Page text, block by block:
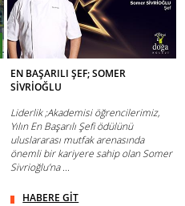
EN BAŞARILI ŞEF; SOMER
SİVRİOĞLU
Liderlik ;Akademisi öğrencilerimiz,
Yılın En Başarılı Şefi ödülünü
uluslararası mutfak arenasında
önemli bir kariyere sahip olan Somer
Sivrioğlu’na ...
HABERE GİT